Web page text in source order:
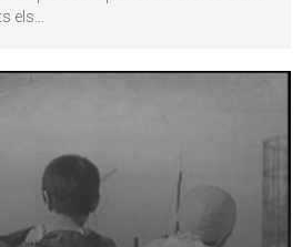
els